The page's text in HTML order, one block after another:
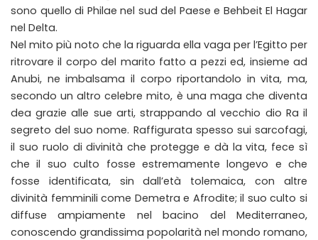
sono quello di Philae nel sud del Paese e Behbeit El Hagar
nel Delta.
Nel mito più noto che la riguarda ella vaga per l’Egitto per
ritrovare il corpo del marito fatto a pezzi ed, insieme ad
Anubi, ne imbalsama il corpo riportandolo in vita, ma,
secondo un altro celebre mito, è una maga che diventa
dea grazie alle sue arti, strappando al vecchio dio Ra il
segreto del suo nome. Raffigurata spesso sui sarcofagi,
il suo ruolo di divinità che protegge e dà la vita, fece sì
che il suo culto fosse estremamente longevo e che
fosse identificata, sin dall’età tolemaica, con altre
divinità femminili come Demetra e Afrodite; il suo culto si
diffuse ampiamente nel bacino del Mediterraneo,
conoscendo grandissima popolarità nel mondo romano,